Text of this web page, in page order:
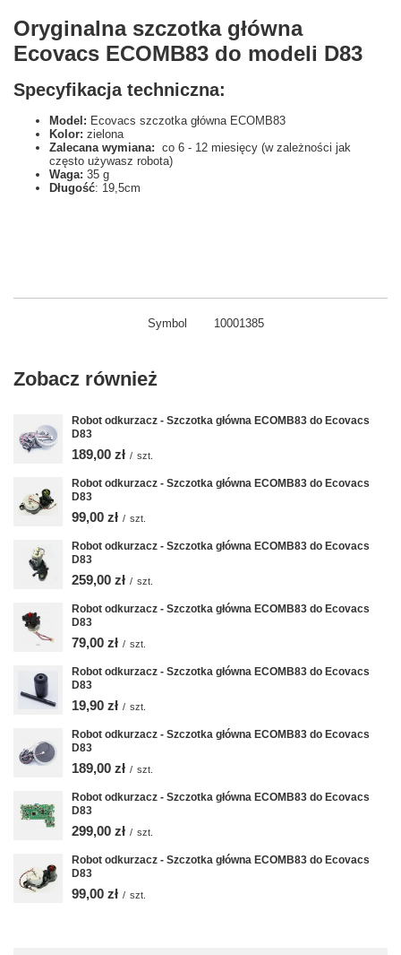
Oryginalna szczotka główna
Ecovacs ECOMB83 do modeli D83
Specyfikacja techniczna:
Model: Ecovacs szczotka główna ECOMB83
Kolor: zielona
Zalecana wymiana: co 6 - 12 miesięcy (w zależności jak
często używasz robota)
Waga: 35 g
Długość: 19,5cm
Symbol 10001385
Zobacz również
Robot odkurzacz - Szczotka główna ECOMB83 do Ecovacs
D83
189,00 zł / szt.
Robot odkurzacz - Szczotka główna ECOMB83 do Ecovacs
D83
99,00 zł / szt.
Robot odkurzacz - Szczotka główna ECOMB83 do Ecovacs
D83
259,00 zł / szt.
Robot odkurzacz - Szczotka główna ECOMB83 do Ecovacs
D83
79,00 zł / szt.
Robot odkurzacz - Szczotka główna ECOMB83 do Ecovacs
D83
19,90 zł / szt.
Robot odkurzacz - Szczotka główna ECOMB83 do Ecovacs
D83
189,00 zł / szt.
Robot odkurzacz - Szczotka główna ECOMB83 do Ecovacs
D83
299,00 zł / szt.
Robot odkurzacz - Szczotka główna ECOMB83 do Ecovacs
D83
99,00 zł / szt.